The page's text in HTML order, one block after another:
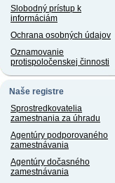
Slobodný prístup k
informáciám
Ochrana osobných údajov
Oznamovanie
protispoločenskej činnosti
Naše registre
Sprostredkovatelia
zamestnania za úhradu
Agentúry podporovaného
zamestnávania
Agentúry dočasného
zamestnávania